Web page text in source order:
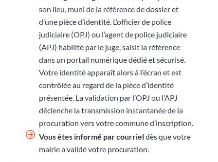
son lieu, muni de la référence de dossier et
d’une pièce d’identité. L’officier de police
judiciaire (OPJ) ou l’agent de police judiciaire
(APJ) habilité par le juge, saisit la référence
dans un portail numérique dédié et sécurisé.
Votre identité apparaît alors à l’écran et est
contrôlée au regard de la pièce d’identité
présentée. La validation par l’OPJ ou l’APJ
déclenche la transmission instantanée de la
procuration vers votre commune d’inscription.
Vous êtes informé par courrieldès que votre
mairie a validé votre procuration.